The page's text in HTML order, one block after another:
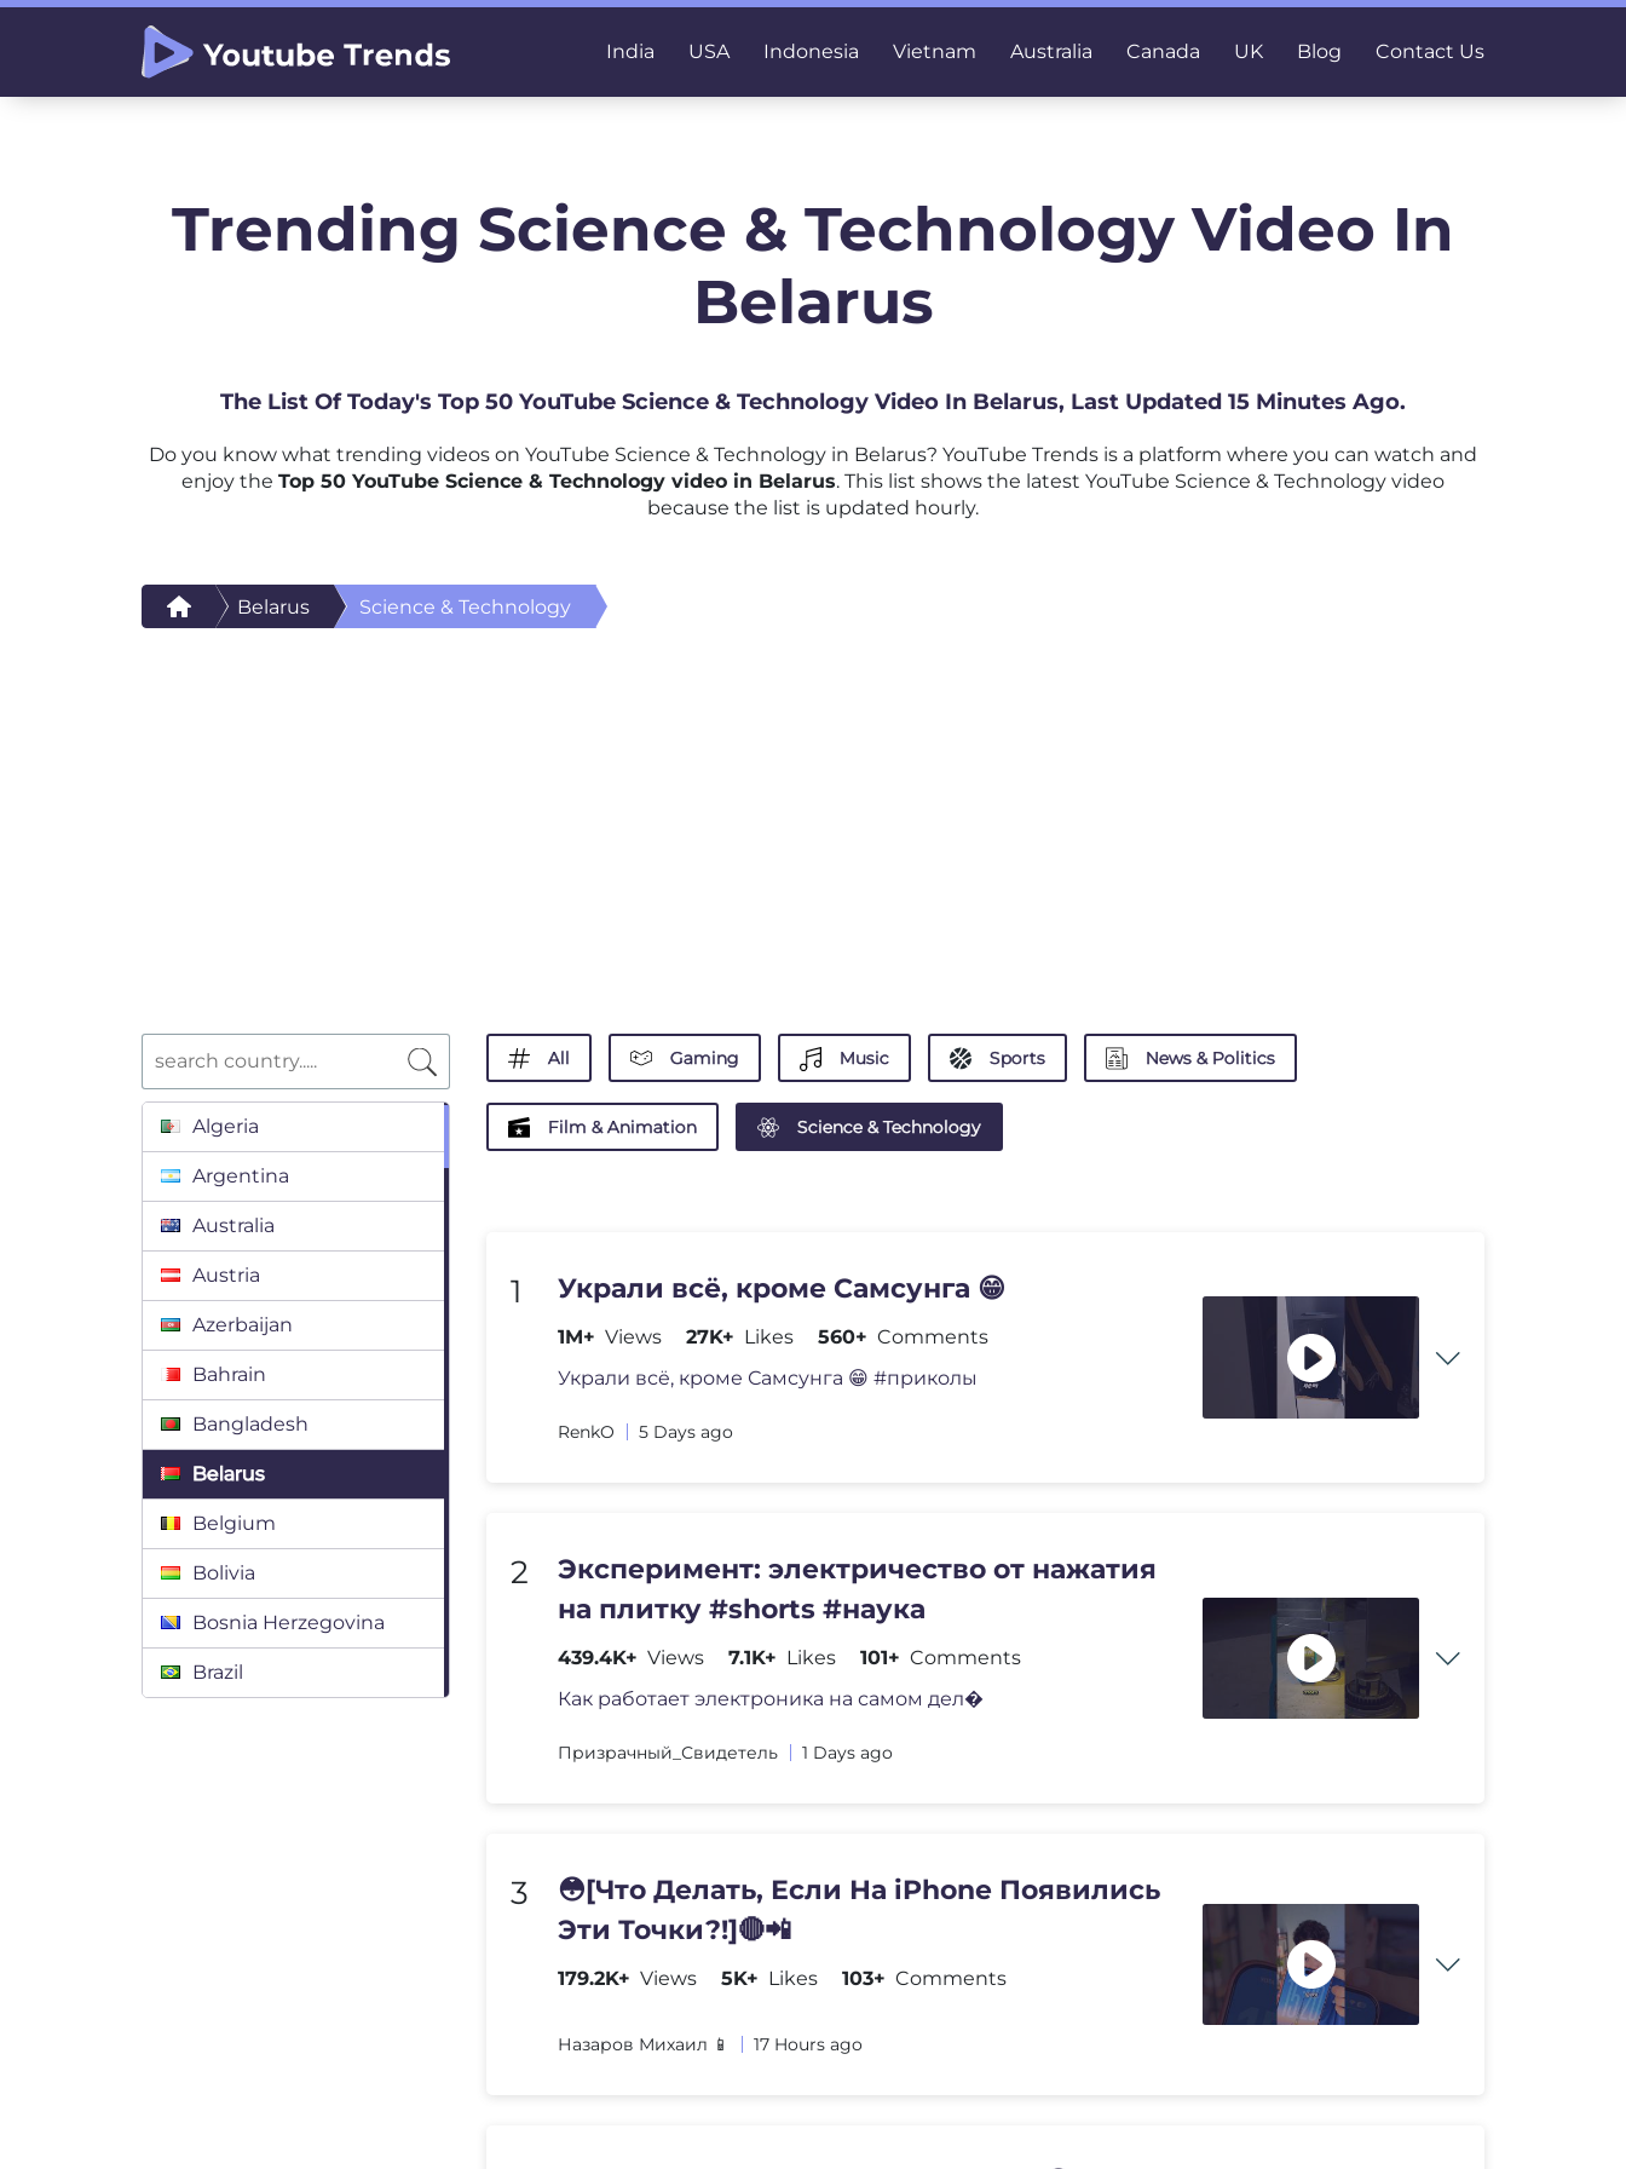
India USA Indonesia Vietnam Australia Canada UK Blog Contact Us
Trending Science & Technology Video In
Belarus
The List Of Today's Top 50 YouTube Science & Technology Video In Belarus, Last Updated 15 Minutes Ago.
Do you know what trending videos on YouTube Science & Technology in Belarus? YouTube Trends is a platform where you can watch and
enjoy the Top 50 YouTube Science & Technology video in Belarus. This list shows the latest YouTube Science & Technology video
because the list is updated hourly.
Belarus Science & Technology
Algeria
Argentina
Australia
Austria
Azerbaijan
Bahrain
Bangladesh
Belarus
Belgium
Bolivia
Bosnia Herzegovina
Brazil
All Gaming Music Sports News & Politics
Film & Animation Science & Technology
1 Украли всë, кроме Самсунга 😁
1M+ Views 27K+ Likes 560+ Comments
Украли всë, кроме Самсунга 😁 #приколы
RenkO 5 Days ago
2
Эксперимент: электричество от нажатия
на плитку #shorts #наука
439.4K+ Views 7.1K+ Likes 101+ Comments
Как работает электроника на самом дел�
Призрачный_Свидетель 1 Days ago
3
😳[Что Делать, Если На iPhone Появились
Эти Точки?!]🔴📲
179.2K+ Views 5K+ Likes 103+ Comments
Назаров Михаил 📱 17 Hours ago